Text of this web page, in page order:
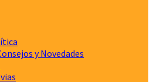
y Novedades